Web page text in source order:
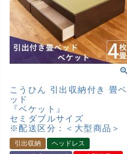
こうひん 引出収納付き 畳ベ
ッド
『ベケット』
セミダブルサイズ
※配送区分：＜大型商品＞
引出収納
ヘッドレス